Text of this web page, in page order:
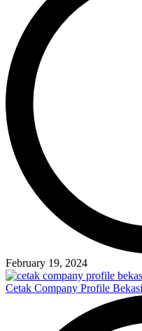
February 19, 2024
Cetak Company Profile Bekasi